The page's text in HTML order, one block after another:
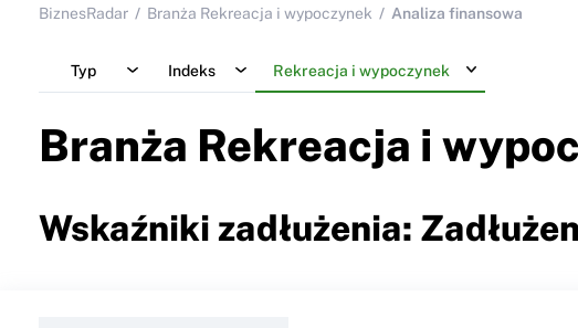
BiznesRadar Branża Rekreacja i wypoczynek Analiza finansowa
Typ Indeks Rekreacja i wypoczynek
Branża Rekreacja i
Wskaźniki zadłużenia: